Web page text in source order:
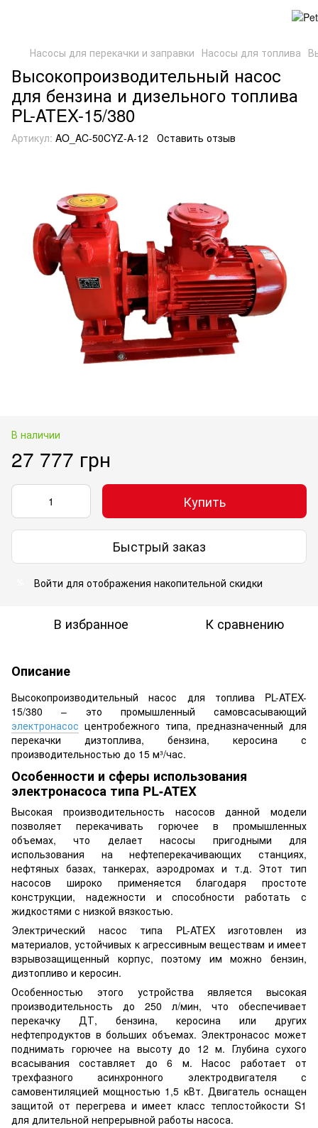
Насосы для перекачки и заправки Насосы для топлива
Высокопроизводительный насос
для бензина и дизельного топлива
PL-ATEX-15/380
Артикул: AO_AC-50CYZ-A-12 Оставить отзыв
В наличии
27 777 грн
Купить
Быстрый заказ
Войти для отображения накопительной скидки
В избранное К сравнению
Описание
Высокопроизводительный насос для топлива PL-ATEX-
15/380 – это промышленный самовсасывающий
электронасос центробежного типа, предназначенный для
перекачки дизтоплива, бензина, керосина с
производительностью до 15 м³/час.
Особенности и сферы использования
электронасоса типа PL-ATEX
Высокая производительность насосов данной модели
позволяет перекачивать горючее в промышленных
объемах, что делает насосы пригодными для
использования на нефтеперекачивающих станциях,
нефтяных базах, танкерах, аэродромах и т.д. Этот тип
насосов широко применяется благодаря простоте
конструкции, надежности и способности работать с
жидкостями с низкой вязкостью.
Электрический насос типа PL-ATEX изготовлен из
материалов, устойчивых к агрессивным веществам и имеет
взрывозащищенный корпус, поэтому им можно бензин,
дизтопливо и керосин.
Особенностью этого устройства является высокая
производительность до 250 л/мин, что обеспечивает
перекачку ДТ, бензина, керосина или других
нефтепродуктов в больших объемах. Электронасос может
поднимать горючее на высоту до 12 м. Глубина сухого
всасывания составляет до 6 м. Насос работает от
трехфазного асинхронного электродвигателя с
самовентиляцией мощностью 1,5 кВт. Двигатель оснащен
защитой от перегрева и имеет класс теплостойкости S1
для длительной непрерывной работы насоса.